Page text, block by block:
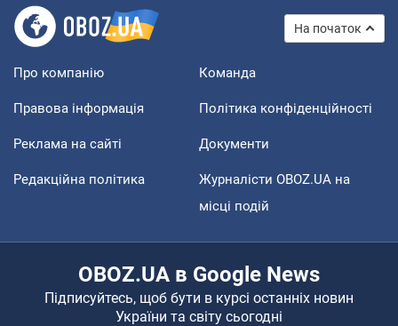
На початок
Про компанію Команда
Правова інформація Політика конфіденційності
Реклама на сайті Документи
Редакційна політика
Журналісти OBOZ.UA на
місці подій
OBOZ.UA в Google News
Підписуйтесь, щоб бути в курсі останніх новин
України та світу сьогодні